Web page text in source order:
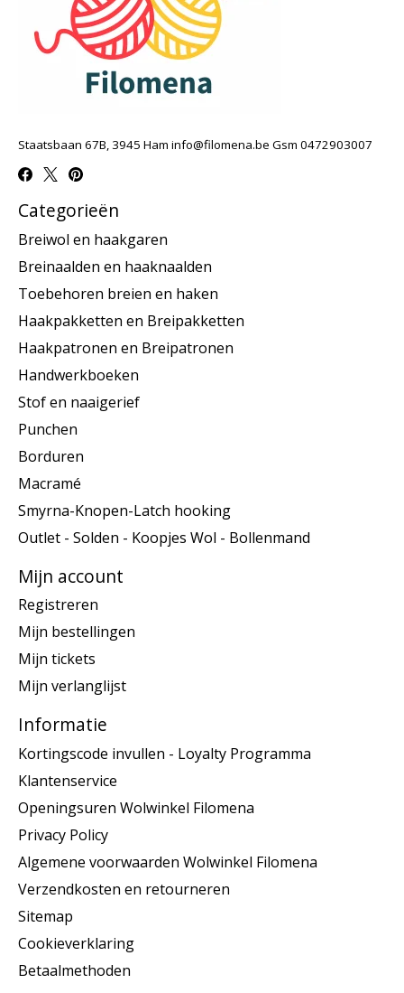
Staatsbaan 67B, 3945 Ham info@filomena.be Gsm 0472903007
Categorieën
Breiwol en haakgaren
Breinaalden en haaknaalden
Toebehoren breien en haken
Haakpakketten en Breipakketten
Haakpatronen en Breipatronen
Handwerkboeken
Stof en naaigerief
Punchen
Borduren
Macramé
Smyrna-Knopen-Latch hooking
Outlet - Solden - Koopjes Wol - Bollenmand
Mijn account
Registreren
Mijn bestellingen
Mijn tickets
Mijn verlanglijst
Informatie
Kortingscode invullen - Loyalty Programma
Klantenservice
Openingsuren Wolwinkel Filomena
Privacy Policy
Algemene voorwaarden Wolwinkel Filomena
Verzendkosten en retourneren
Sitemap
Cookieverklaring
Betaalmethoden